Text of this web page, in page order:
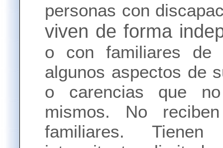
personas con
viven de forma
o con familiares de
algunos aspectos de
o carencias que
mismos. No
familiares.